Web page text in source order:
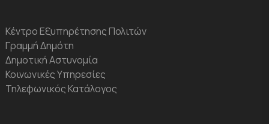
Κέντρο Εξυπηρέτησης Πολιτών
Γραμμή Δημότη
Δημοτική Αστυνομία
Κοινωνικές Υπηρεσίες
Τηλεφωνικός Κατάλογος